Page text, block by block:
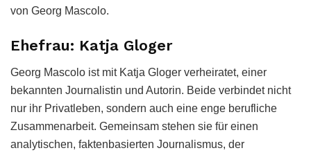
von Georg Mascolo.
Ehefrau: Katja Gloger
Georg Mascolo ist mit Katja Gloger verheiratet, einer
bekannten Journalistin und Autorin. Beide verbindet nicht
nur ihr Privatleben, sondern auch eine enge berufliche
Zusammenarbeit. Gemeinsam stehen sie für einen
analytischen, faktenbasierten Journalismus, der